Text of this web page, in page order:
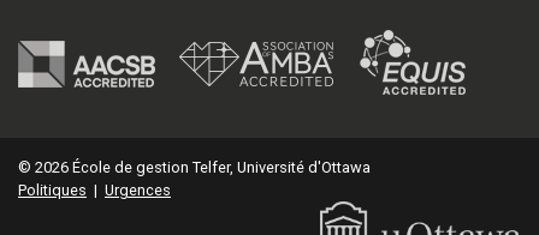
© 2026 École de gestion Telfer, Université d'Ottawa
Politiques | Urgences